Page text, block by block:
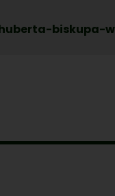
biskupa-